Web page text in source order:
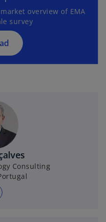
overview of EMA
survey
Consulting